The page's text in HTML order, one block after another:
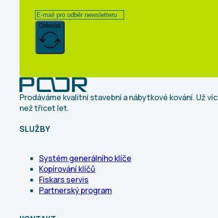
Odeslat
Prodáváme kvalitní stavební a nábytkové kování. Už
než třicet let.
SLUŽBY
Systém generálního klíče
Kopírování klíčů
Fiskars servis
Partnerský program